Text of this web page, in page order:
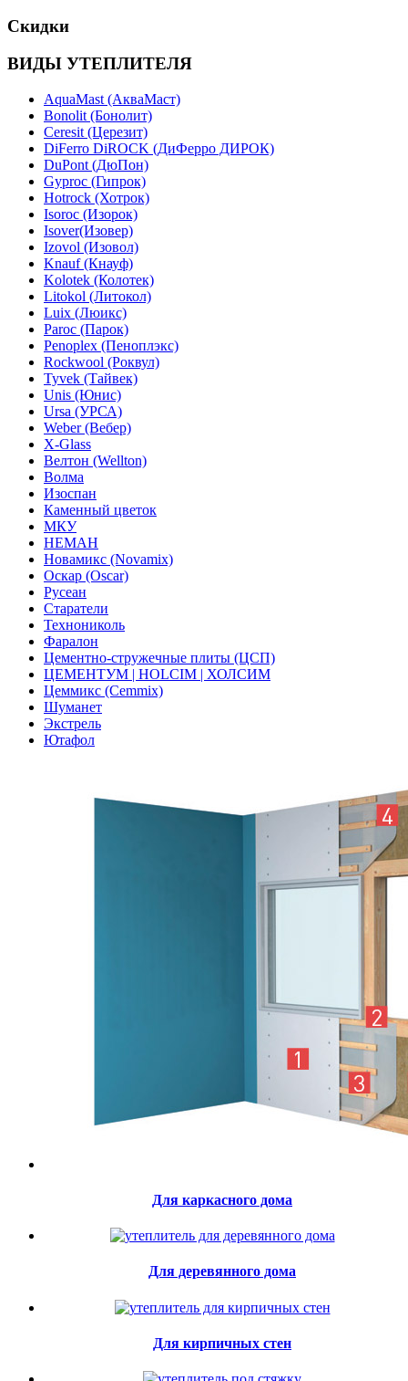
Скидки
ВИДЫ УТЕПЛИТЕЛЯ
AquaMast (АкваМаст)
Bonolit (Бонолит)
Ceresit (Церезит)
DiFerro DiROCK (ДиФерро ДИРОК)
DuPont (ДюПон)
Gyproc (Гипрок)
Hotrock (Хотрок)
Isoroc (Изорок)
Isover(Изовер)
Izovol (Изовол)
Knauf (Кнауф)
Kolotek (Колотек)
Litokol (Литокол)
Luix (Люикс)
Paroc (Парок)
Penoplex (Пеноплэкс)
Rockwool (Роквул)
Tyvek (Тайвек)
Unis (Юнис)
Ursa (УРСА)
Weber (Вебер)
X-Glass
Велтон (Wellton)
Волма
Изоспан
Каменный цветок
МКУ
НЕМАН
Новамикс (Novamix)
Оскар (Oscar)
Русеан
Старатели
Технониколь
Фаралон
Цементно-стружечные плиты (ЦСП)
ЦЕМЕНТУМ | HOLCIM | ХОЛСИМ
Цеммикс (Cemmix)
Шуманет
Экстрель
Ютафол
Для каркасного дома
Для деревянного дома
Для кирпичных стен